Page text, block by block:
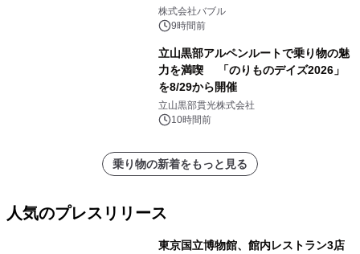
株式会社バブル
9時間前
立山黒部アルペンルートで乗り物の魅
力を満喫 「のりものデイズ2026」
を8/29から開催
立山黒部貫光株式会社
10時間前
乗り物の新着をもっと見る
人気のプレスリリース
東京国立博物館、館内レストラン3店